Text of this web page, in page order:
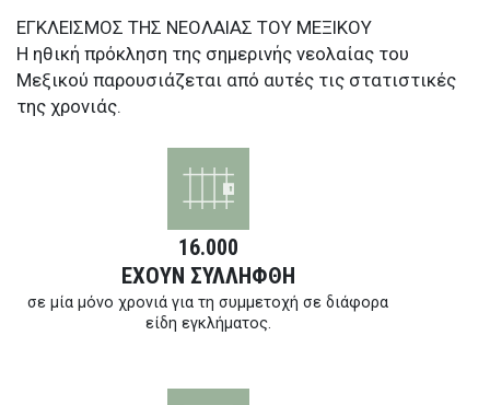
ΕΓΚΛΕΙΣΜΟΣ ΤΗΣ ΝΕΟΛΑΙΑΣ ΤΟΥ ΜΕΞΙΚΟΥ
Η ηθική πρόκληση της σημερινής νεολαίας του
Μεξικού παρουσιάζεται από αυτές τις στατιστικές
της χρονιάς.
16.000
ΕΧΟΥΝ ΣΥΛΛΗΦΘΗ
σε μία μόνο χρονιά για τη συμμετοχή σε διάφορα
είδη εγκλήματος.